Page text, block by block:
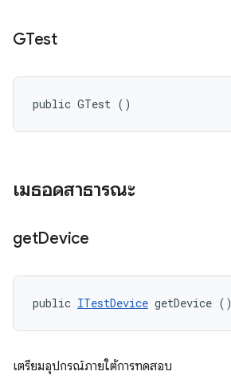
GTest
public GTest ()
เมธอดสาธารณะ
getDevice
public ITestDevice getDevice ()
เตรียมอุปกรณ์ภายใต้การทดสอบ